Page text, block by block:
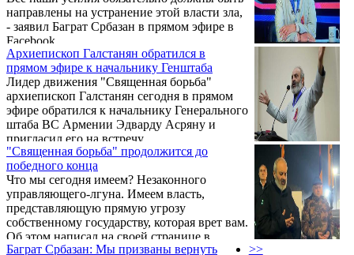
зависимости от того, необходимо ли
устранение данного зла или нет», - сказал
Галстанян. По словам общественного
деятеля, это однозначно необходимость.
направлены на устранение этой власти зла,
- заявил Баграт Србазан в прямом эфире в
Facebook.
Архиепископ Галстанян обратился в
прямом эфире к начальнику Генштаба
Лидер движения "Священная борьба"
архиепископ Галстанян сегодня в прямом
эфире обратился к начальнику Генерального
штаба ВС Армении Эдварду Асряну и
пригласил его на встречу.
"Священная борьба" продолжится до
победного конца
Что мы сегодня имеем? Незаконного
управляющего-лгуна. Имеем власть,
представляющую прямую угрозу
собственному государству, которая врет вам.
Об этом написал на своей странице в
Facebook лидер движения «Священная
Баграт Србазан: Мы призваны вернуть
>>